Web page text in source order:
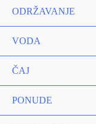
ODRŽAVANJE
VODA
ČAJ
PONUDE